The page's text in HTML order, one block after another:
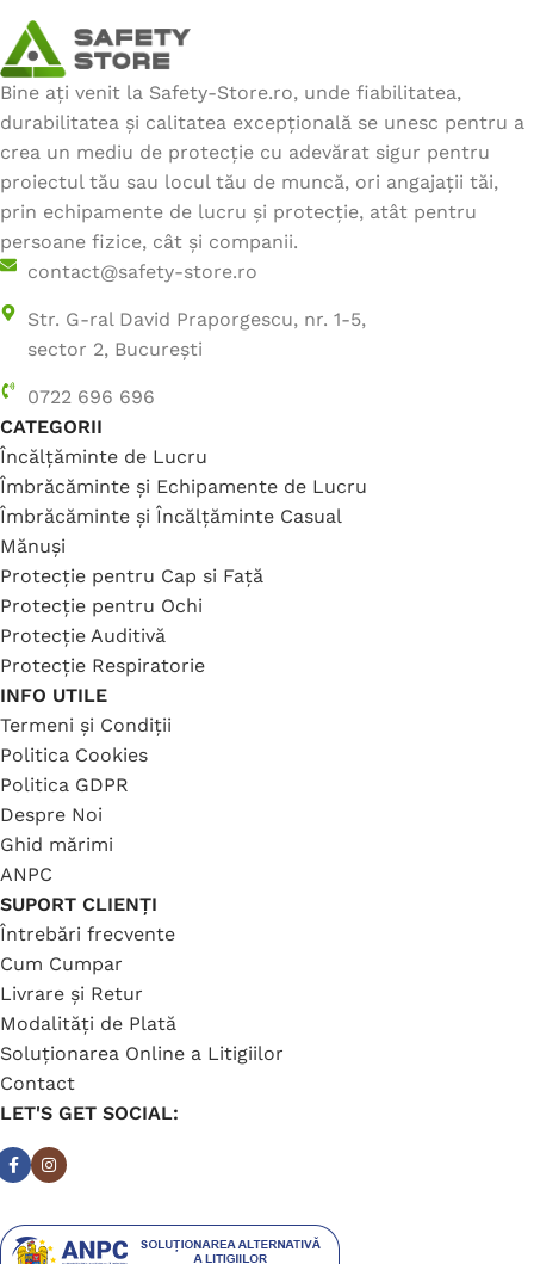
Bine ați venit la Safety-Store.ro, unde fiabilitatea,
durabilitatea și calitatea excepțională se unesc pentru a
crea un mediu de protecție cu adevărat sigur pentru
proiectul tău sau locul tău de muncă, ori angajații tăi,
prin echipamente de lucru și protecție, atât pentru
persoane fizice, cât și companii.
contact@safety-store.ro
Str. G-ral David Praporgescu, nr. 1-5,
sector 2, București
0722 696 696
CATEGORII
Încălțăminte de Lucru
Îmbrăcăminte și Echipamente de Lucru
Îmbrăcăminte și Încălțăminte Casual
Mănuși
Protecție pentru Cap si Față
Protecție pentru Ochi
Protecție Auditivă
Protecție Respiratorie
INFO UTILE
Termeni și Condiții
Politica Cookies
Politica GDPR
Despre Noi
Ghid mărimi
ANPC
SUPORT CLIENȚI
Întrebări frecvente
Cum Cumpar
Livrare și Retur
Modalități de Plată
Soluționarea Online a Litigiilor
Contact
LET'S GET SOCIAL: